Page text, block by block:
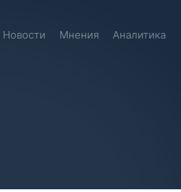
Новости Мнения Аналитика